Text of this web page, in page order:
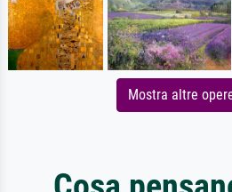
Mostra altre